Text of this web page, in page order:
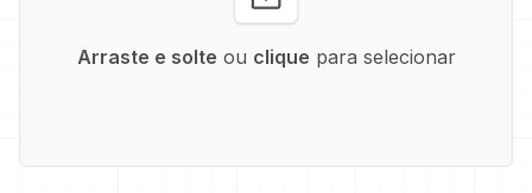
Arraste e solte ou clique para selecionar